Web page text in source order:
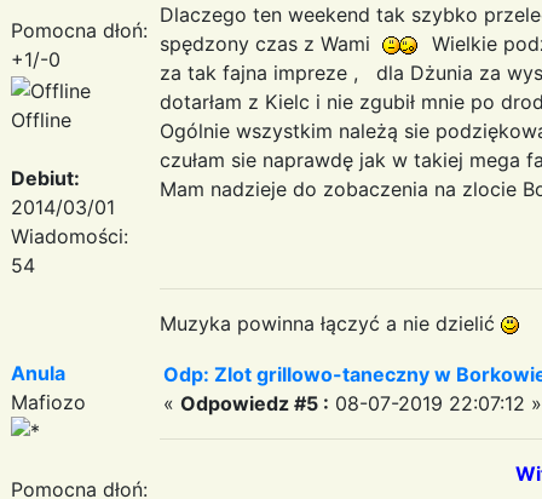
Pomocna dłoń:
+1/-0
Offline
Debiut:
2014/03/01
Wiadomości:
54
Dlaczego ten weekend tak szybko
spędzony czas z Wami
Wielkie
za tak fajna impreze , dla Dżunia za
dotarłam z Kielc i nie zgubił mnie po
Ogólnie wszystkim należą sie
czułam sie naprawdę jak w takiej mega
Mam nadzieje do zobaczenia na zlocie
Muzyka powinna łączyć a nie dzielić
Anula
Mafiozo
Pomocna dłoń:
Odp: Zlot grillowo-taneczny w
« Odpowiedz #5 : 08-07-2019 22:07:12 »